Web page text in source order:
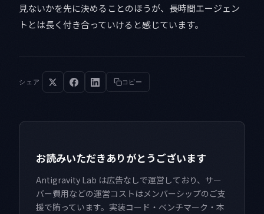
見ないかを先に決めることのほうが、長時間エージェン
トとは長く付き合っていけると感じています。
シェア コピー
お読みいただきありがとうございます
Antigravity Lab は広告なしで運営しており、サー
バー費用などの運営コストはメンバーシップのご支
援で賄っています。実装コード・ベンチマーク・本